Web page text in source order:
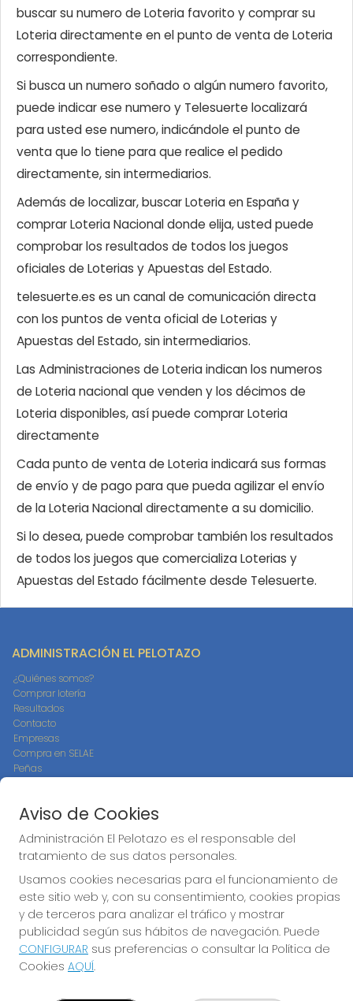
buscar su numero de Loteria favorito y comprar su
Loteria directamente en el punto de venta de Loteria
correspondiente.
Si busca un numero soñado o algún numero favorito,
puede indicar ese numero y Telesuerte localizará
para usted ese numero, indicándole el punto de
venta que lo tiene para que realice el pedido
directamente, sin intermediarios.
Además de localizar, buscar Loteria en España y
comprar Loteria Nacional donde elija, usted puede
comprobar los resultados de todos los juegos
oficiales de Loterias y Apuestas del Estado.
telesuerte.es es un canal de comunicación directa
con los puntos de venta oficial de Loterias y
Apuestas del Estado, sin intermediarios.
Las Administraciones de Loteria indican los numeros
de Loteria nacional que venden y los décimos de
Loteria disponibles, así puede comprar Loteria
directamente
Cada punto de venta de Loteria indicará sus formas
de envío y de pago para que pueda agilizar el envío
de la Loteria Nacional directamente a su domicilio.
Si lo desea, puede comprobar también los resultados
de todos los juegos que comercializa Loterias y
Apuestas del Estado fácilmente desde Telesuerte.
ADMINISTRACIÓN EL PELOTAZO
¿Quiénes somos?
Comprar lotería
Resultados
Contacto
Empresas
Compra en SELAE
Peñas
Registro
CONTACTO
ADMINISTRACION DE LOTERIAS: 17-CADIZ - RECEPTOR
OFICIAL: 21300
956073495
Clica aquí para contactar por WhatsApp
640517524
info@administracionelpelotazo.es
Callejones Cardoso nº12
Aviso de Cookies
Administración El Pelotazo es el responsable del
tratamiento de sus datos personales.
Usamos cookies necesarias para el funcionamiento de
este sitio web y, con su consentimiento, cookies propias
y de terceros para analizar el tráfico y mostrar
publicidad según sus hábitos de navegación. Puede
CONFIGURAR sus preferencias o consultar la Política de
Cookies AQUÍ.